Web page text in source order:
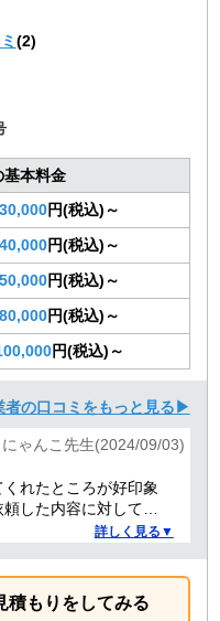
(2)
基本料金
30,000円(税込)～
40,000円(税込)～
50,000円(税込)～
80,000円(税込)～
円(税込)～
者の口コミをもっと見る▶
にゃんこ先生(2024/09/03)
れたところが好印象
した内容に対しての
詳しく見る▼
もりをしてみる